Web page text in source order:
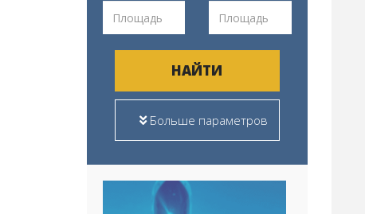
НАЙТИ
Больше параметров